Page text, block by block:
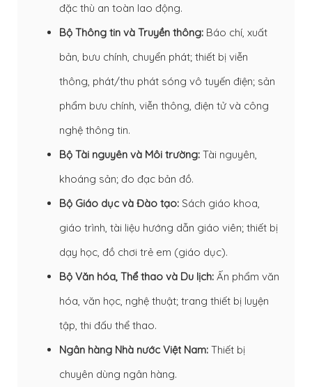
đặc thù an toàn lao động.
Bộ Thông tin và Truyền thông: Báo chí, xuất
bản, bưu chính, chuyển phát; thiết bị viễn
thông, phát/thu phát sóng vô tuyến điện; sản
phẩm bưu chính, viễn thông, điện tử và công
nghệ thông tin.
Bộ Tài nguyên và Môi trường: Tài nguyên,
khoáng sản; đo đạc bản đồ.
Bộ Giáo dục và Đào tạo: Sách giáo khoa,
giáo trình, tài liệu hướng dẫn giáo viên; thiết bị
dạy học, đồ chơi trẻ em (giáo dục).
Bộ Văn hóa, Thể thao và Du lịch: Ấn phẩm văn
hóa, văn học, nghệ thuật; trang thiết bị luyện
tập, thi đấu thể thao.
Ngân hàng Nhà nước Việt Nam: Thiết bị
chuyên dùng ngân hàng.